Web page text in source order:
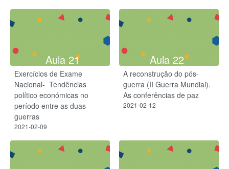
Aula 21
Exercícios de Exame
Nacional- ​ Tendências
político económicas no
período entre as duas
guerras
2021-02-09
Aula 22
A reconstrução do pós-
guerra (II Guerra Mundial).
As conferências de paz
2021-02-12